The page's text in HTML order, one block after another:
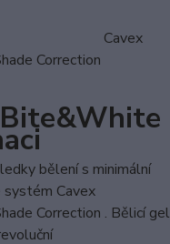
Shade Correction
bělení s minimální
Cavex
Correction . Bělicí gel